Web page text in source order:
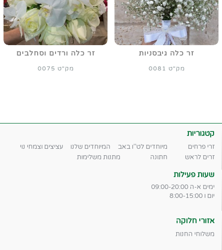
זר כלה גיבסניות
מק"ט 0081
זר כלה ורדים וסחלבים
מק"ט 0075
קטגוריות
זרי פרחים מיוחדים לט''ו באב המיוחדים שלנו
עציצים וצמחי נוי
זרים לראש
חתונה מתנות משלימות
שעות פעילות
ימים א-ה 09:00-20:00
יום ו 8:00-15:00
אזורי חלוקה
משלוחי החנות